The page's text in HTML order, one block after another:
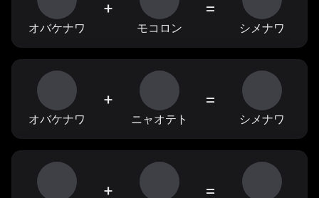
オバケナワ
+
モコロン
=
シメナワ
オバケナワ
+
ニャオテト
=
シメナワ
+ =